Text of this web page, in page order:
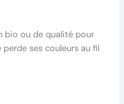
bio ou de qualité pour
ses couleurs au fil